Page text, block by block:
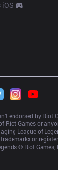
iOS
endorsed by Riot
Riot Games or
League of
or
© Riot Games,